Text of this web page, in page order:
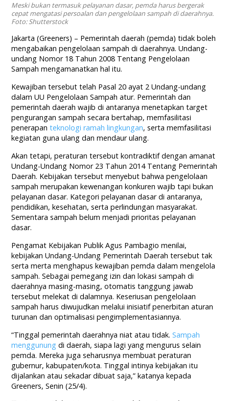
Meski bukan termasuk pelayanan dasar, pemda harus bergerak
cepat mengatasi persoalan dan pengelolaan sampah di daerahnya.
Foto: Shutterstock
Jakarta (Greeners) – Pemerintah daerah (pemda) tidak boleh
mengabaikan pengelolaan sampah di daerahnya. Undang-
undang Nomor 18 Tahun 2008 Tentang Pengelolaan
Sampah mengamanatkan hal itu.
Kewajiban tersebut telah Pasal 20 ayat 2 Undang-undang
dalam UU Pengelolaan Sampah atur. Pemerintah dan
pemerintah daerah wajib di antaranya menetapkan target
pengurangan sampah secara bertahap, memfasilitasi
penerapanteknologi ramah lingkungan, serta memfasilitasi
kegiatan guna ulang dan mendaur ulang.
Akan tetapi, peraturan tersebut kontradiktif dengan amanat
Undang-Undang Nomor 23 Tahun 2014 Tentang Pemerintah
Daerah. Kebijakan tersebut menyebut bahwa pengelolaan
sampah merupakan kewenangan konkuren wajib tapi bukan
pelayanan dasar. Kategori pelayanan dasar di antaranya,
pendidikan, kesehatan, serta perlindungan masyarakat.
Sementara sampah belum menjadi prioritas pelayanan
dasar.
Pengamat Kebijakan Publik Agus Pambagio menilai,
kebijakan Undang-Undang Pemerintah Daerah tersebut tak
serta merta menghapus kewajiban pemda dalam mengelola
sampah. Sebagai pemegang izin dan lokasi sampah di
daerahnya masing-masing, otomatis tanggung jawab
tersebut melekat di dalamnya. Keseriusan pengelolaan
sampah harus diwujudkan melalui inisiatif penerbitan aturan
turunan dan optimalisasi pengimplementasiannya.
“Tinggal pemerintah daerahnya niat atau tidak.Sampah
menggunungdi daerah, siapa lagi yang mengurus selain
pemda. Mereka juga seharusnya membuat peraturan
gubernur, kabupaten/kota. Tinggal intinya kebijakan itu
dijalankan atau sekadar dibuat saja,” katanya kepada
Greeners, Senin (25/4).